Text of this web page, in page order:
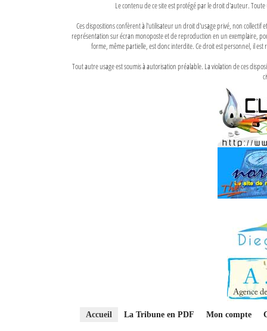
Le contenu de ce site est protégé par le droit d'auteur.
Ces dispositions confèrent à l'utilisateur un droit d'usage privé, non
représentation sur écran monoposte et de reproduction en un exemplaire,
forme, même partielle, est donc interdite. Ce droit est personnel, il
Tout autre usage est soumis à autorisation préalable. La violation de ces
Accueil La Tribune en PDF Mon compte